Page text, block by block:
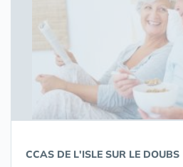
CCAS DE L'ISLE SUR LE DOUBS